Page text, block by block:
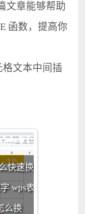
文章能够帮助
函数，提高你
文本中间插
快速换
wps表
么换